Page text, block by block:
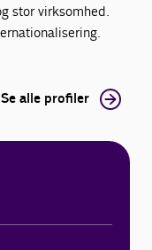
stor virksomhed.
Se alle profiler